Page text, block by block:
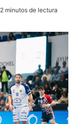
2 minutos de lectura